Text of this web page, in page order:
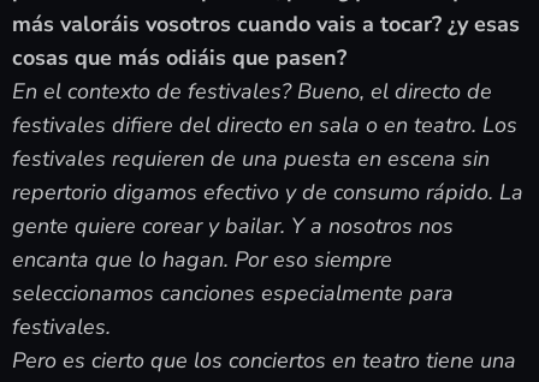
más valoráis vosotros cuando vais a tocar? ¿y esas
cosas que más odiáis que pasen?
En el contexto de festivales? Bueno, el directo de
festivales difiere del directo en sala o en teatro. Los
festivales requieren de una puesta en escena sin
repertorio digamos efectivo y de consumo rápido. La
gente quiere corear y bailar. Y a nosotros nos
encanta que lo hagan. Por eso siempre
seleccionamos canciones especialmente para
festivales.
Pero es cierto que los conciertos en teatro tiene una